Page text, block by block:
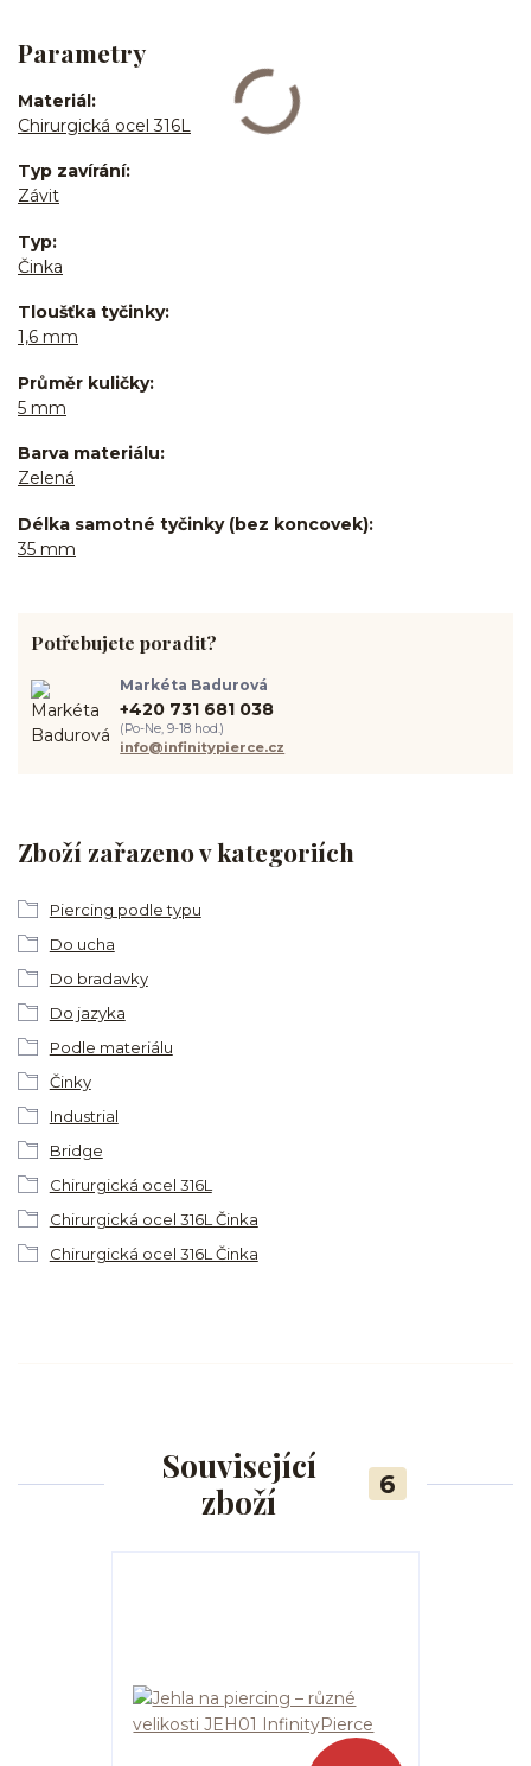
Parametry
Materiál
Chirurgická ocel 316L
Typ zavírání
Závit
Typ
Činka
Tloušťka tyčinky
1,6 mm
Průměr kuličky
5 mm
Barva materiálu
Zelená
Délka samotné tyčinky (bez koncovek)
35 mm
Zboží zařazeno v kategoriích
Piercing podle typu
Do ucha
Do bradavky
Do jazyka
Podle materiálu
Činky
Industrial
Bridge
Chirurgická ocel 316L
Chirurgická ocel 316L Činka
Chirurgická ocel 316L Činka
Potřebujete poradit?
Markéta Badurová
+420 731 681 038
(Po-Ne, 9-18 hod.)
info@infinitypierce.cz
Související
zboží
6